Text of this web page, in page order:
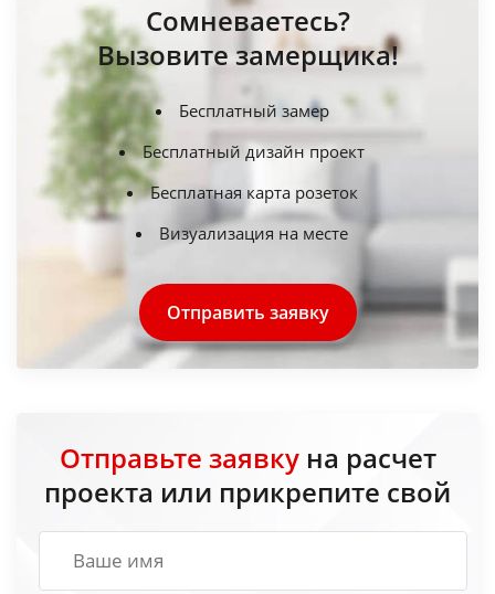
Сомневаетесь?
Вызовите замерщика!
Бесплатный замер
Бесплатный дизайн проект
Бесплатная карта розеток
Визуализация на месте
Отправить заявку
Отправьте заявкуна расчет
проекта или прикрепите свой